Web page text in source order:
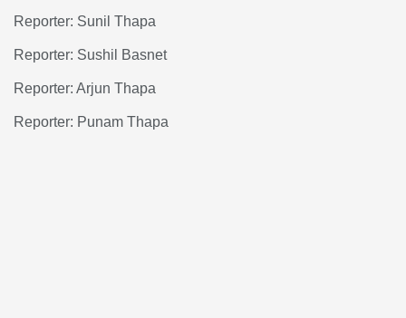
Reporter: Sunil Thapa
Reporter: Sushil Basnet
Reporter: Arjun Thapa
Reporter: Punam Thapa